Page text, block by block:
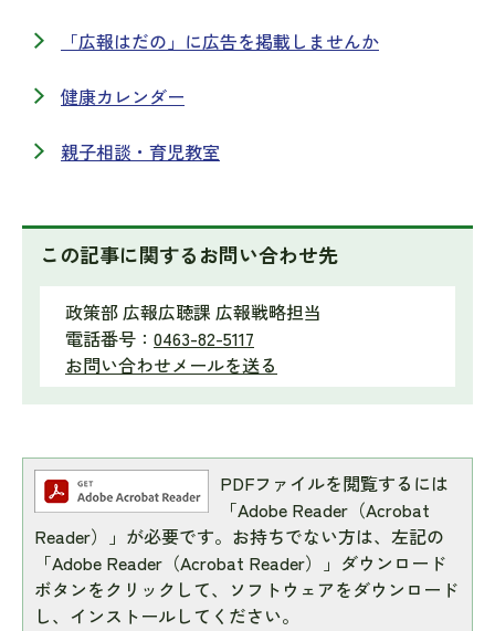
「広報はだの」に広告を掲載しませんか
健康カレンダー
親子相談・育児教室
この記事に関するお問い合わせ先
政策部 広報広聴課 広報戦略担当
電話番号： 0463-82-5117
お問い合わせメールを送る
PDFファイルを閲覧するには
「Adobe Reader（Acrobat
Reader）」が必要です。お持ちでない方は、左記の
「Adobe Reader（Acrobat Reader）」ダウンロード
ボタンをクリックして、ソフトウェアをダウンロード
し、インストールしてください。